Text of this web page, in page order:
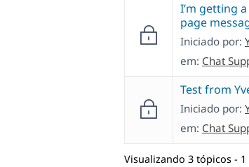
I’m getting
page
Iniciado por:
em: Chat
Test from
Iniciado por:
em: Chat
Visualizando 3 tópicos -